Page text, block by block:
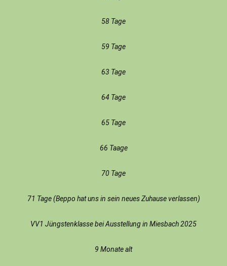
58 Tage
59 Tage
63 Tage
64 Tage
65 Tage
66 Taage
70 Tage
71 Tage (Beppo hat uns in sein neues Zuhause verlassen)
VV1 Jüngstenklasse bei Ausstellung in Miesbach 2025
9 Monate alt